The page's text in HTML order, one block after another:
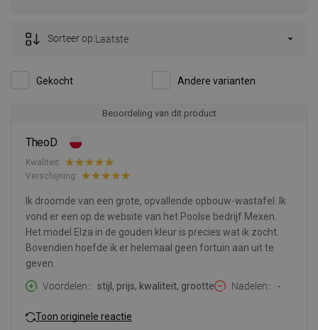
Gekocht Andere varianten
Sorteer op:Laatste
Beoordeling van dit product
TheoD
Kwaliteit:
Verschijning:
Ik droomde van een grote, opvallende opbouw-wastafel. Ik
vond er een op de website van het Poolse bedrijf Mexen.
Het model Elza in de gouden kleur is precies wat ik zocht.
Bovendien hoefde ik er helemaal geen fortuin aan uit te
geven.
Voordelen:
stijl, prijs, kwaliteit, grootte Nadelen: -
Toon originele reactie